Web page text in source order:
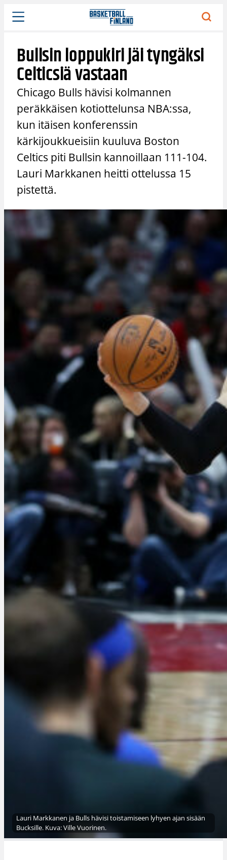
Siirry
sisältöön
Bullsin loppukiri jäi tyngäksi
Celticsiä vastaan
Chicago Bulls hävisi kolmannen
peräkkäisen kotiottelunsa NBA:ssa,
kun itäisen konferenssin
kärkijoukkueisiin kuuluva Boston
Celtics piti Bullsin kannoillaan 111-104.
Lauri Markkanen heitti ottelussa 15
pistettä.
Lauri Markkanen ja Bulls hävisi toistamiseen lyhyen ajan sisään
Bucksille. Kuva: Ville Vuorinen.